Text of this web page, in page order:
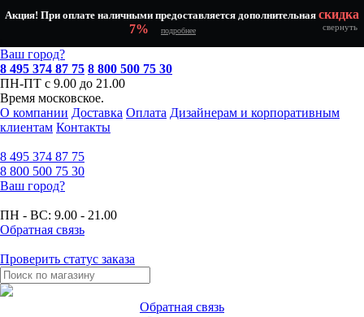
Акция! При оплате наличными предоставляется дополнительная скидка
7%
подробнее свернуть
Ваш город?
8 495 374 87 75 8 800 500 75 30
ПН-ПТ с 9.00 до 21.00
Время московское.
О компании Доставка Оплата Дизайнерам и корпоративным
клиентам Контакты
8 495 374 87 75
8 800 500 75 30
Ваш город?
ПН - ВС: 9.00 - 21.00
Обратная связь
Проверить статус заказа
Обратная связь